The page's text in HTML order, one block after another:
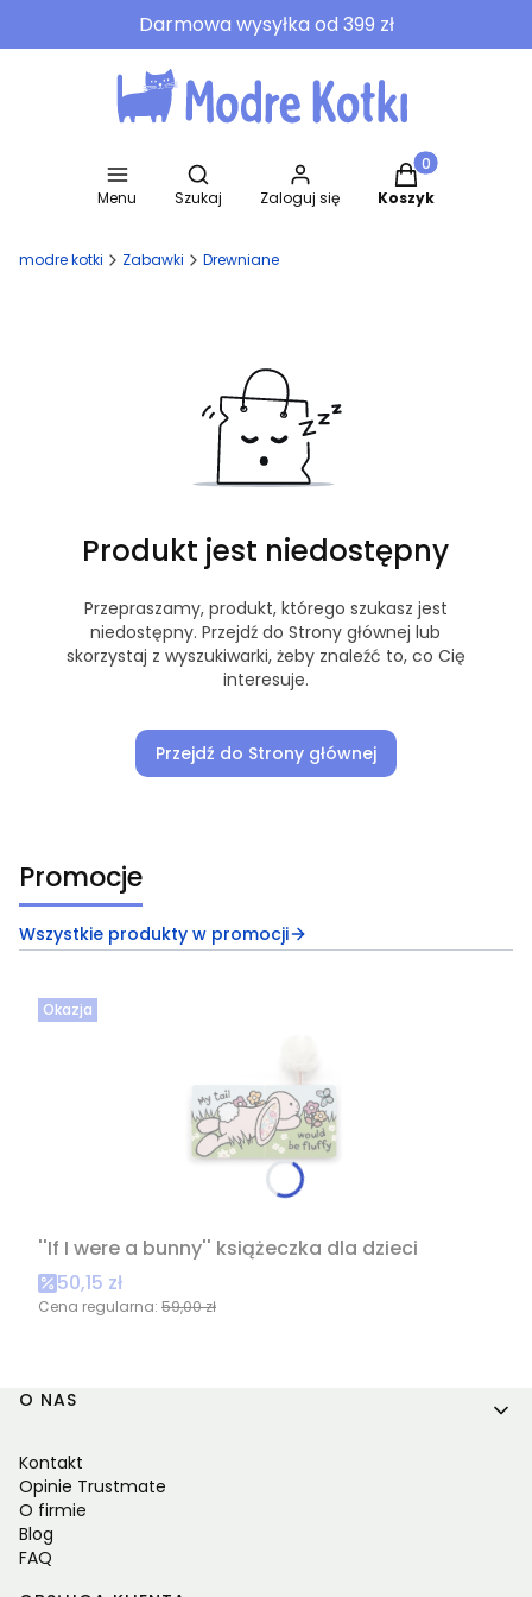
Darmowa wysyłka od 399 zł
Menu
Otwórz wyszukiwarkę
Szukaj Zaloguj się
Produkty w
Koszyk
modre kotki Zabawki Drewniane
Produkt jest niedostępny
Przepraszamy, produkt, którego szukasz jest
niedostępny. Przejdź do Strony głównej lub
skorzystaj z wyszukiwarki, żeby znaleźć to, co Cię
interesuje.
Przejdź do Strony głównej
Promocje
Wszystkie produkty w promocji
Okazja
''If I were a bunny'' książeczka dla dzieci
Cena promocyjna
50,15 zł
Cena regularna: 59,00 zł
Linki w stopce
O NAS
Kontakt
Opinie Trustmate
O firmie
Blog
FAQ